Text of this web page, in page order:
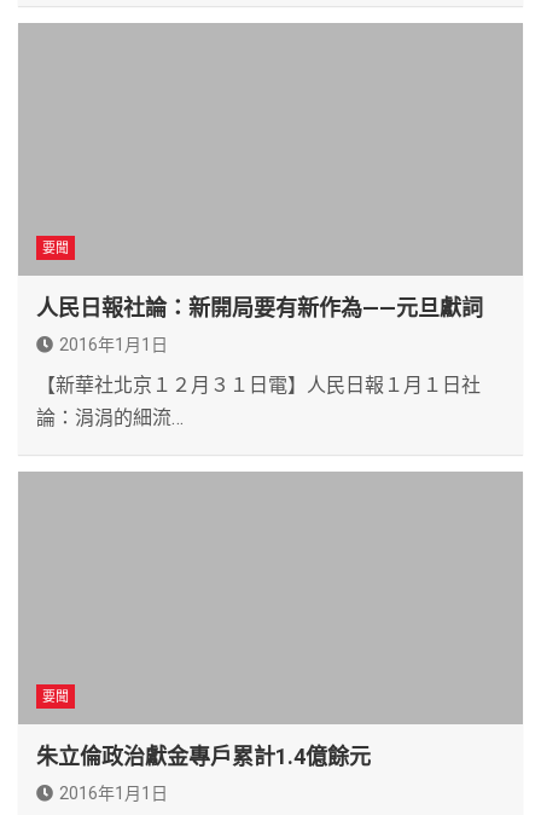
要聞
人民日報社論：新開局要有新作為——元旦獻詞
2016年1月1日
【新華社北京１２月３１日電】人民日報１月１日社
論：涓涓的細流…
要聞
朱立倫政治獻金專戶累計1.4億餘元
2016年1月1日